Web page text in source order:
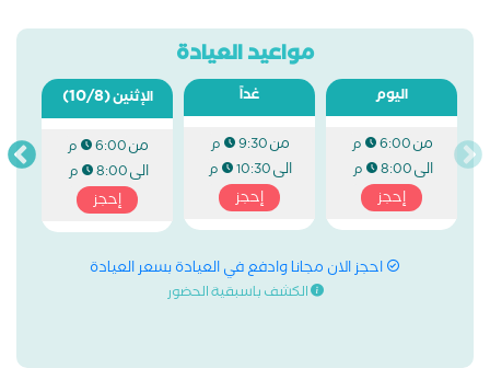
مواعيد العيادة
اليوم
من6:00 م
الى8:00 م
إحجز
غداً
من9:30 م
الى10:30 م
إحجز
الإثنين(10/8)
من6:00 م
الى8:00 م
إحجز
احجز الان مجانا وادفع في العيادة بسعر العيادة
الكشف باسبقية الحضور